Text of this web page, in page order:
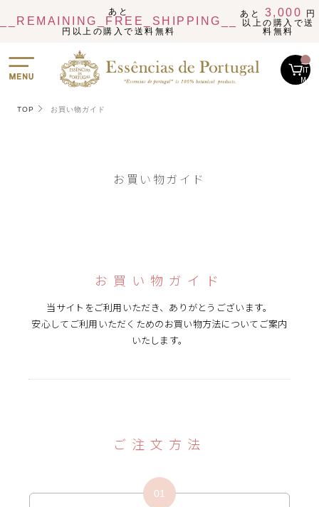
あと
__REMAINING_FREE_SHIPPING__
円以上の購入で送料無料
あと 3,000
円
以上の購入で送
料無料
__
IT
M_
TOP お買い物ガイド
お買い物ガイド
お買い物ガイド
当サイトをご利用いただき、ありがとうございます。
安心してご利用いただくためのお買い物方法についてご案内
いたします。
ご注文方法